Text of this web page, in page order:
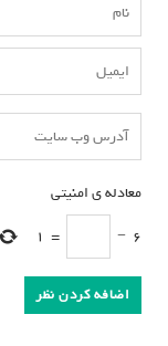
معادله ی امنیتی
6
−
=
1